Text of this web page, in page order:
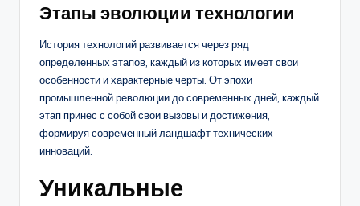
Этапы эволюции технологии
История технологий развивается через ряд
определенных этапов, каждый из которых имеет свои
особенности и характерные черты. От эпохи
промышленной революции до современных дней, каждый
этап принес с собой свои вызовы и достижения,
формируя современный ландшафт технических
инноваций.
Уникальные